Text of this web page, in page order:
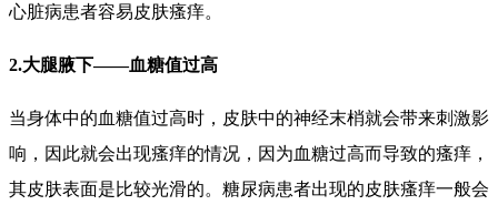
心脏病患者容易皮肤瘙痒。
2.大腿腋下——血糖值过高
当身体中的血糖值过高时，皮肤中的神经末梢就会带来刺激影
响，因此就会出现瘙痒的情况，因为血糖过高而导致的瘙痒，
其皮肤表面是比较光滑的。糖尿病患者出现的皮肤瘙痒一般会